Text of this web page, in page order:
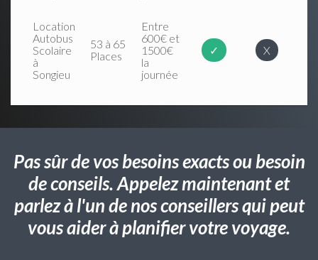
Location
Autobus
Scolaire
à
Songieu
53 à 65
Places
Entre
600€ et
1500€
la
journée
✓ X
Pas sûr de vos besoins exacts ou besoin
de conseils. Appelez maintenant et
parlez à l'un de nos conseillers qui peut
vous aider à planifier votre voyage.